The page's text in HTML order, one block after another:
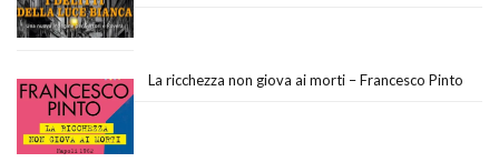
La ricchezza non giova ai morti – Francesco Pinto